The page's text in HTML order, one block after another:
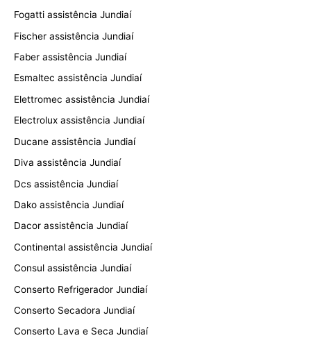
Fogatti assistência Jundiaí
Fischer assistência Jundiaí
Faber assistência Jundiaí
Esmaltec assistência Jundiaí
Elettromec assistência Jundiaí
Electrolux assistência Jundiaí
Ducane assistência Jundiaí
Diva assistência Jundiaí
Dcs assistência Jundiaí
Dako assistência Jundiaí
Dacor assistência Jundiaí
Continental assistência Jundiaí
Consul assistência Jundiaí
Conserto Refrigerador Jundiaí
Conserto Secadora Jundiaí
Conserto Lava e Seca Jundiaí